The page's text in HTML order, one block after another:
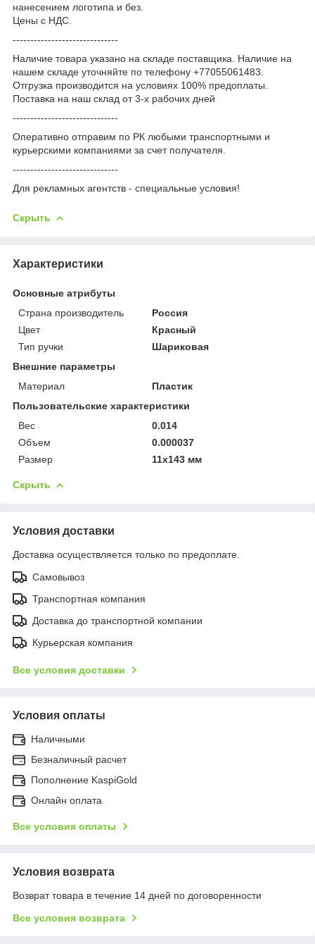
нанесением логотипа и без.
Цены с НДС.
------------------------------
Наличие товара указано на складе поставщика. Наличие на
нашем складе уточняйте по телефону +77055061483.
Отгрузка производится на условиях 100% предоплаты.
Поставка на наш склад от 3-x рабочих дней
------------------------------
Оперативно отправим по РК любыми транспортными и
курьерскими компаниями за счет получателя.
------------------------------
Для рекламных агентств - специальные условия!
Скрыть
Характеристики
Основные атрибуты
Страна производитель
Россия
Цвет
Красный
Тип ручки
Шариковая
Внешние параметры
Материал
Пластик
Пользовательские характеристики
Вес
0.014
Объем
0.000037
Размер
11х143 мм
Скрыть
Условия доставки
Доставка осуществляется только по предоплате.
Самовывоз
Транспортная компания
Доставка до транспортной компании
Курьерская компания
Все условия доставки
Условия оплаты
Наличными
Безналичный расчет
Пополнение KaspiGold
Онлайн оплата
Все условия оплаты
Условия возврата
Возврат товара в течение 14 дней по договоренности
Все условия возврата